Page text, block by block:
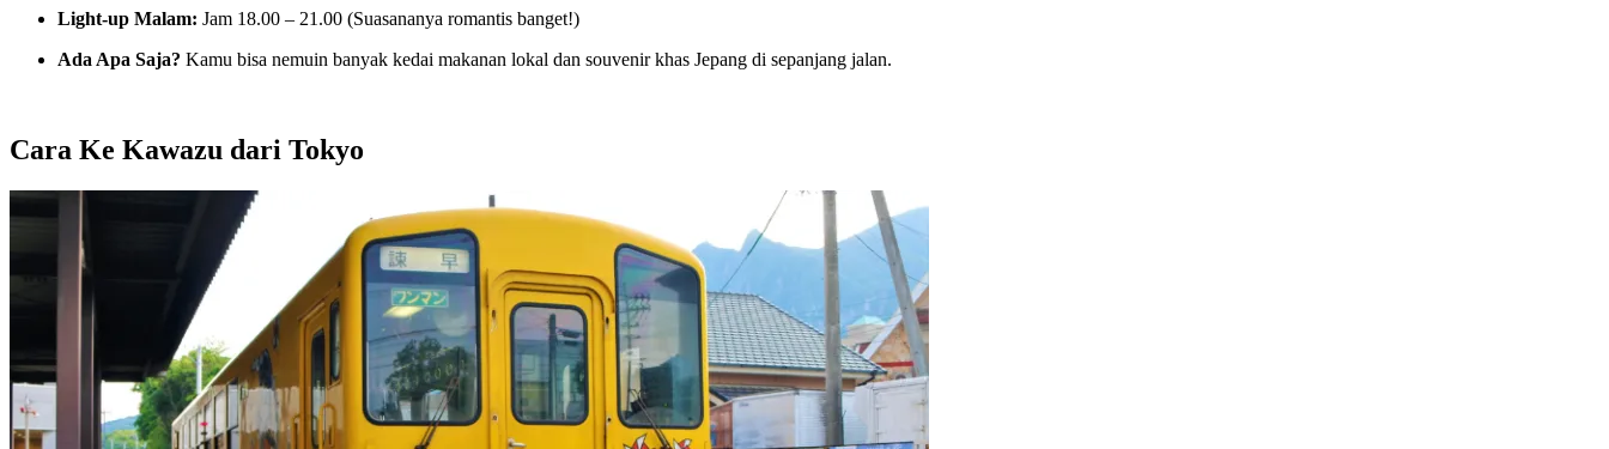
Light-up Malam: Jam 18.00 – 21.00 (Suasananya romantis banget!)
Ada Apa Saja? Kamu bisa nemuin banyak kedai makanan lokal dan souvenir khas Jepang di sepanjang jalan.
Cara Ke Kawazu dari Tokyo